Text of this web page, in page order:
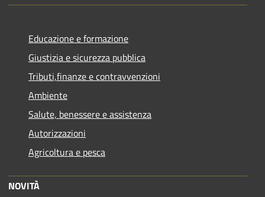
Educazione e formazione
Giustizia e sicurezza pubblica
Tributi,finanze e contravvenzioni
Ambiente
Salute, benessere e assistenza
Autorizzazioni
Agricoltura e pesca
NOVITÀ